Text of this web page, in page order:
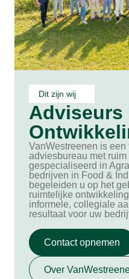
Dit zijn wij
Adviseurs
VanWestreenen is een
adviesbureau met
gespecialiseerd in
bedrijven in Food &
begeleiden u op het
ruimtelijke
informele, collegiale
resultaat voor uw
Contact opnemen
Over